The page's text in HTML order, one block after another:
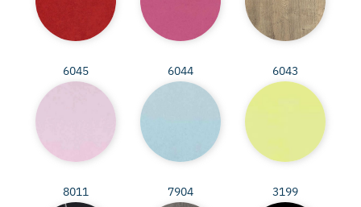
6043
6044
6045
3199
7904
8011